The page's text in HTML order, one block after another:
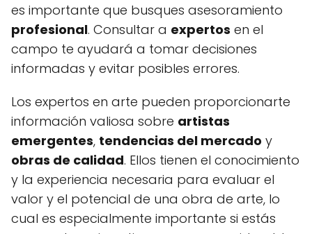
es importante que busques asesoramiento
profesional. Consultar a expertos en el
campo te ayudará a tomar decisiones
informadas y evitar posibles errores.
Los expertos en arte pueden proporcionarte
información valiosa sobre artistas
emergentes, tendencias del mercado y
obras de calidad. Ellos tienen el conocimiento
y la experiencia necesaria para evaluar el
valor y el potencial de una obra de arte, lo
cual es especialmente importante si estás